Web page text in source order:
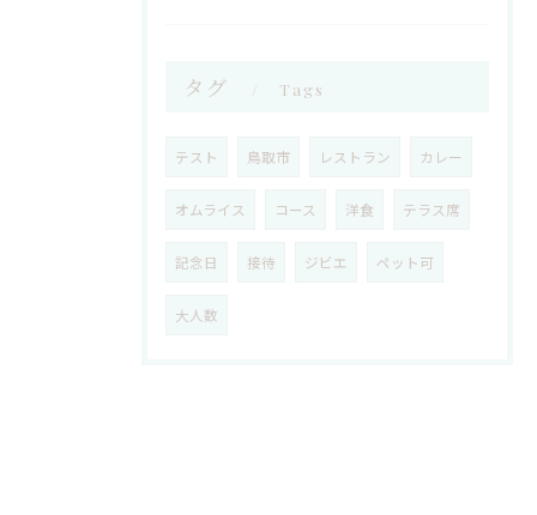
タグ Tags
テスト 鳥取市 レストラン カレー
オムライス コース 洋食 テラス席
記念日 接待 ジビエ ペット可
大人数